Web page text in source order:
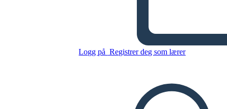
Logg på Registrer deg som lærer
Potere Negoziale in Azione
LAGE ET STORYBOARD